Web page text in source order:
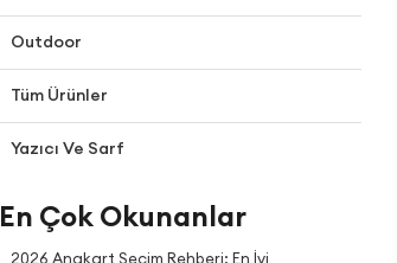
Outdoor
Tüm Ürünler
Yazıcı Ve Sarf
En Çok Okunanlar
2026 Anakart Seçim Rehberi: En İyi